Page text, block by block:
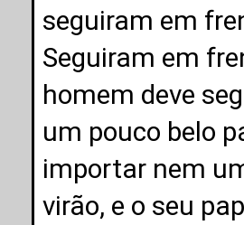
seguiram em
Seguiram em
homem deve
um pouco belo
importar nem
virão, e o seu